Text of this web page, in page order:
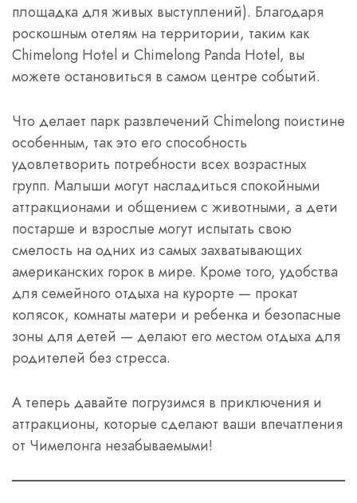
площадка для живых выступлений). Благодаря
роскошным отелям на территории, таким как
Chimelong Hotel и Chimelong Panda Hotel, вы
можете остановиться в самом центре событий.
Что делает парк развлечений Chimelong поистине
особенным, так это его способность
удовлетворить потребности всех возрастных
групп. Малыши могут насладиться спокойными
аттракционами и общением с животными, а дети
постарше и взрослые могут испытать свою
смелость на одних из самых захватывающих
американских горок в мире. Кроме того, удобства
для семейного отдыха на курорте — прокат
колясок, комнаты матери и ребенка и безопасные
зоны для детей — делают его местом отдыха для
родителей без стресса.
А теперь давайте погрузимся в приключения и
аттракционы, которые сделают ваши впечатления
от Чимелонга незабываемыми!